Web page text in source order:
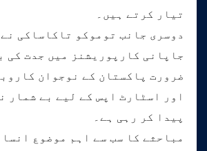
تیار کرتے ہیں۔
دوسری جانب توموکو تاکاساکی نے
جاپانی کارپوریشنز میں جدت کی
ضرورت پاکستان کے نوجوان
اور اسٹارٹ اپس کے لیے بے شمار
پیدا کر رہی ہے۔
مباحثے کا سب سے اہم موضوع